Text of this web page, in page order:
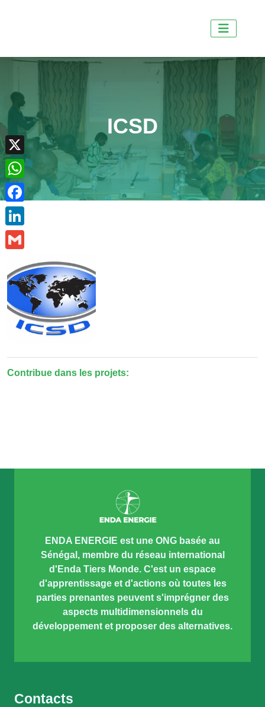
X
WhatsApp
Facebook
ICSD
Contribue dans les projets:
ENDA ENERGIE est une ONG basée au
Sénégal, membre du réseau international
d'Enda Tiers Monde. C'est un espace
d'apprentissage et d'actions où toutes les
parties prenantes peuvent s'imprégner des
aspects multidimensionnels du
développement et proposer des alternatives.
Contacts